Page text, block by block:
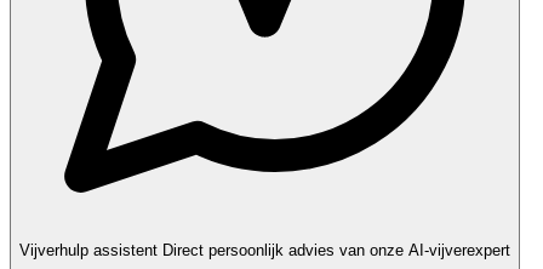
Vijverhulp assistent Direct persoonlijk advies van onze AI-vijverexpert